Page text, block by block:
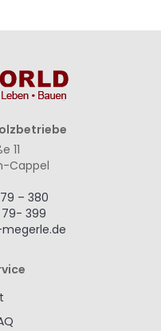
11
Cappel
– 380
399